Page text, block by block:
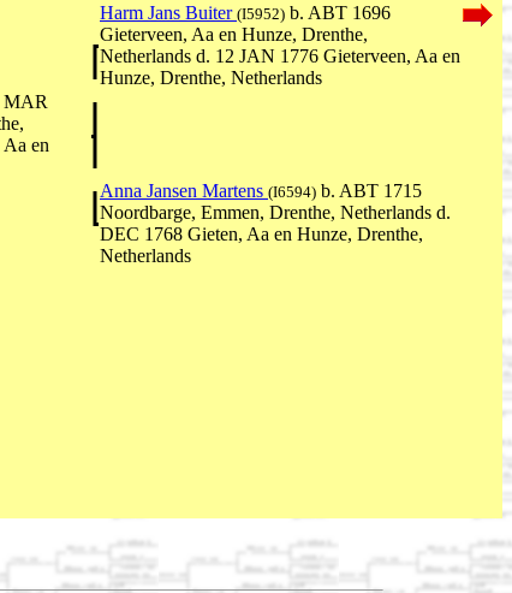
Harm Jans Buiter (I5952) b. ABT 1696
Gieterveen, Aa en Hunze, Drenthe,
Netherlands d. 12 JAN 1776 Gieterveen, Aa en
Hunze, Drenthe, Netherlands
MAR
en
Anna Jansen Martens (I6594) b. ABT 1715
Noordbarge, Emmen, Drenthe, Netherlands d.
DEC 1768 Gieten, Aa en Hunze, Drenthe,
Netherlands